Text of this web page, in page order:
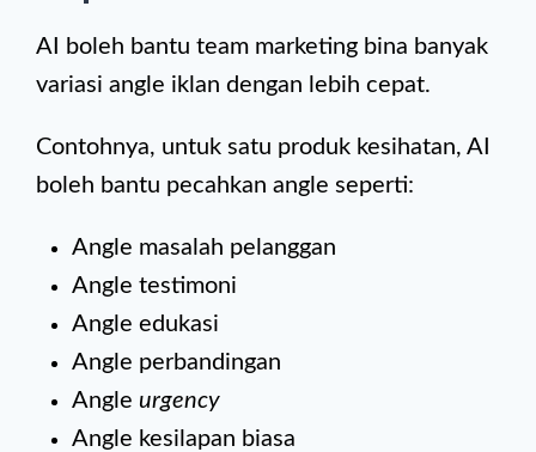
AI boleh bantu team marketing bina banyak
variasi angle iklan dengan lebih cepat.
Contohnya, untuk satu produk kesihatan, AI
boleh bantu pecahkan angle seperti:
Angle masalah pelanggan
Angle testimoni
Angle edukasi
Angle perbandingan
Angle urgency
Angle kesilapan biasa